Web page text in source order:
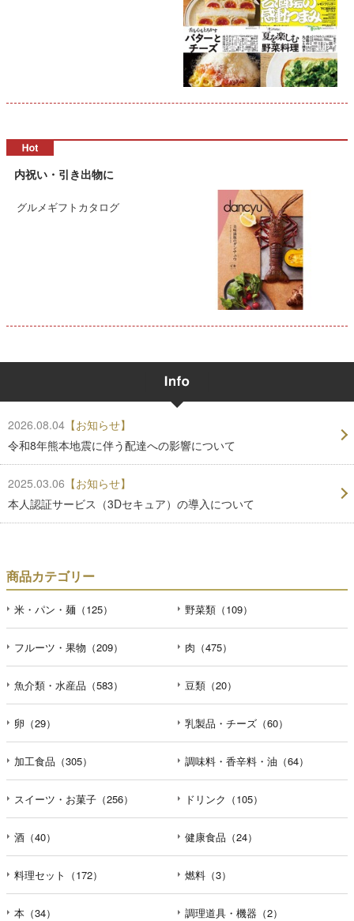
内祝い・引き出物に
グルメギフトカタログ
2026.08.04 【お知らせ】
令和8年熊本地震に伴う配達への影響について
2025.03.06 【お知らせ】
本人認証サービス（3Dセキュア）の導入について
商品カテゴリー
米・パン・麺（125） 野菜類（109）
フルーツ・果物（209） 肉（475）
魚介類・水産品（583） 豆類（20）
卵（29） 乳製品・チーズ（60）
加工食品（305） 調味料・香辛料・油（64）
スイーツ・お菓子（256） ドリンク（105）
酒（40） 健康食品（24）
料理セット（172） 燃料（3）
本（34） 調理道具・機器（2）